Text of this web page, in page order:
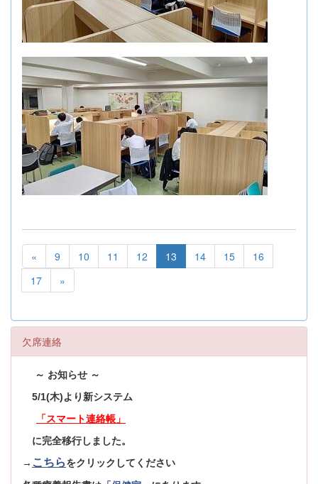
« 9 10 11 12 13 14 15
16
17
»
欠席連絡
～ お知らせ ～
5/1(木)より新システム
「スマート連絡帳」
に完全移行しました。
→ こちらをクリックしてください